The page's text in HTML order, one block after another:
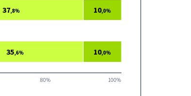
80% 100%
35,6%
37,8%
10,0%
10,0%